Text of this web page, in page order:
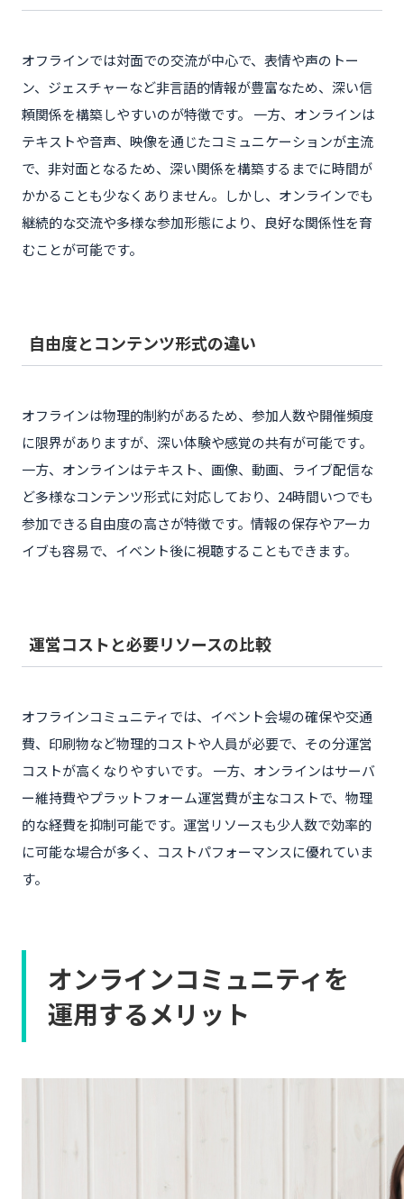
オフラインでは対面での交流が中心で、表情や声のトー
ン、ジェスチャーなど非言語的情報が豊富なため、深い信
頼関係を構築しやすいのが特徴です。 一方、オンラインは
テキストや音声、映像を通じたコミュニケーションが主流
で、非対面となるため、深い関係を構築するまでに時間が
かかることも少なくありません。しかし、オンラインでも
継続的な交流や多様な参加形態により、良好な関係性を育
むことが可能です。
自由度とコンテンツ形式の違い
オフラインは物理的制約があるため、参加人数や開催頻度
に限界がありますが、深い体験や感覚の共有が可能です。
一方、オンラインはテキスト、画像、動画、ライブ配信な
ど多様なコンテンツ形式に対応しており、24時間いつでも
参加できる自由度の高さが特徴です。情報の保存やアーカ
イブも容易で、イベント後に視聴することもできます。
運営コストと必要リソースの比較
オフラインコミュニティでは、イベント会場の確保や交通
費、印刷物など物理的コストや人員が必要で、その分運営
コストが高くなりやすいです。 一方、オンラインはサーバ
ー維持費やプラットフォーム運営費が主なコストで、物理
的な経費を抑制可能です。運営リソースも少人数で効率的
に可能な場合が多く、コストパフォーマンスに優れていま
す。
オンラインコミュニティを
運用するメリット